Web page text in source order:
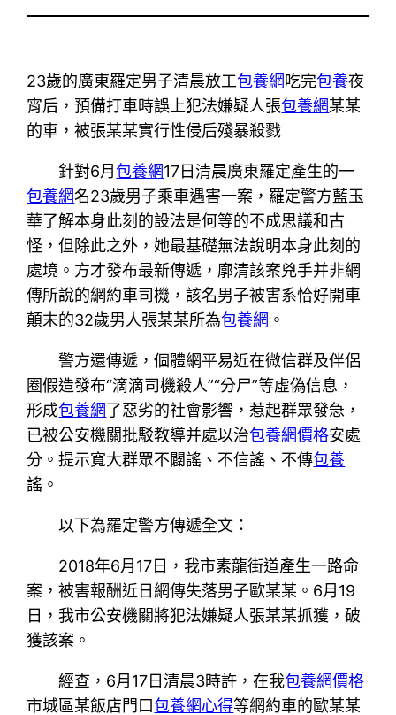
23歲的廣東羅定男子清晨放工包養網吃完包養夜
宵后，預備打車時誤上犯法嫌疑人張包養網某某
的車，被張某某實行性侵后殘暴殺戮
針對6月包養網17日清晨廣東羅定產生的一
包養網名23歲男子乘車遇害一案，羅定警方藍玉
華了解本身此刻的設法是何等的不成思議和古
怪，但除此之外，她最基礎無法說明本身此刻的
處境。方才發布最新傳遞，廓清該案兇手并非網
傳所說的網約車司機，該名男子被害系恰好開車
顛末的32歲男人張某某所為包養網 。
警方還傳遞，個體網平易近在微信群及伴侶
圈假造發布“滴滴司機殺人”“分尸”等虛偽信息，
形成包養網了惡劣的社會影響，惹起群眾發急，
已被公安機關批駁教導并處以治包養網價格安處
分。提示寬大群眾不闢謠、不信謠、不傳包養
謠。
以下為羅定警方傳遞全文：
2018年6月17日，我市素龍街道產生一路命
案，被害報酬近日網傳失落男子歐某某。6月19
日，我市公安機關將犯法嫌疑人張某某抓獲，破
獲該案。
經查，6月17日清晨3時許，在我包養網價格
市城區某飯店門口包養網心得等網約車的歐某某